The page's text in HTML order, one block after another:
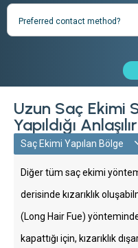
Uzun Saç Ekimi
Yapıldığı
Saç Ekimi Yapılan Bölge
Diğer tüm saç ekimi
derisinde kızarıklık
(Long Hair Fue)
kapattığı için, kızarıklık